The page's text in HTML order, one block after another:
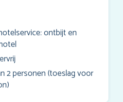
ontbijt en
2 personen (toeslag voor